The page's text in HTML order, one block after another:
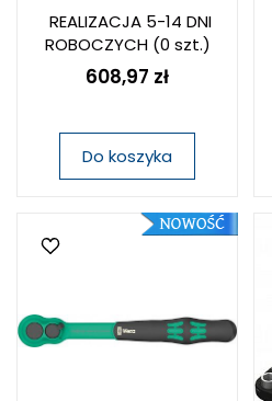
REALIZACJA 5-14 DNI
ROBOCZYCH(0 szt.)
608,97 zł
Do koszyka